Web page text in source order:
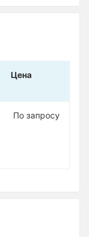
Цена
По запросу